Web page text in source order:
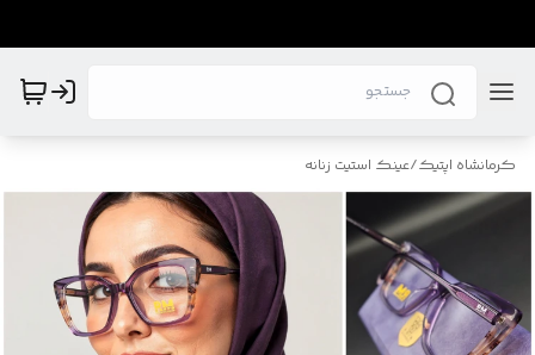
کرمانشاه اپتیک/عینک استیت زنانه